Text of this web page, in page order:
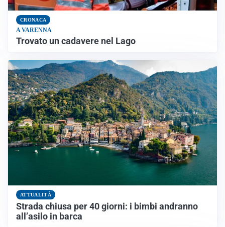
CRONACA
A VARENNA
Trovato un cadavere nel Lago
ATTUALITÀ
Strada chiusa per 40 giorni: i bimbi andranno
all’asilo in barca